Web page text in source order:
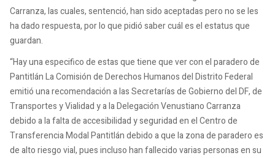
Carranza, las cuales, sentenció, han sido aceptadas pero no se les
ha dado respuesta, por lo que pidió saber cuál es el estatus que
guardan.
“Hay una especifico de estas que tiene que ver con el paradero de
Pantitlán La Comisión de Derechos Humanos del Distrito Federal
emitió una recomendación a las Secretarías de Gobierno del DF, de
Transportes y Vialidad y a la Delegación Venustiano Carranza
debido a la falta de accesibilidad y seguridad en el Centro de
Transferencia Modal Pantitlán debido a que la zona de paradero es
de alto riesgo vial, pues incluso han fallecido varias personas en su